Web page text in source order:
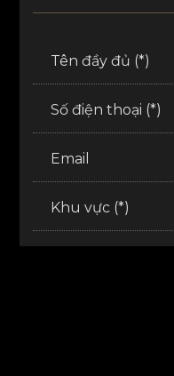
Tên đầy đủ (*)
Số điện thoại (*)
Email
Khu vực (*)